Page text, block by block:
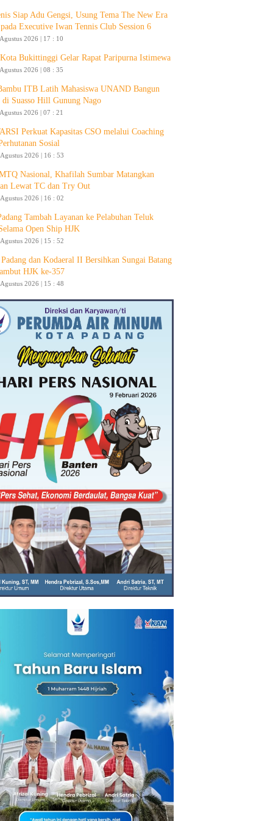
Siap Adu Gengsi, Usung Tema The New Era
Executive Iwan Tennis Club Session 6
2026 | 17 : 10
Bukittinggi Gelar Rapat Paripurna Istimewa
2026 | 08 : 35
ITB Latih Mahasiswa UNAND Bangun
di Suasso Hill Gunung Nago
2026 | 07 : 21
Perkuat Kapasitas CSO melalui Coaching
Sosial
2026 | 16 : 53
Nasional, Khafilah Sumbar Matangkan
Lewat TC dan Try Out
2026 | 16 : 02
Tambah Layanan ke Pelabuhan Teluk
Open Ship HJK
2026 | 15 : 52
dan Kodaeral II Bersihkan Sungai Batang
HJK ke-357
2026 | 15 : 48